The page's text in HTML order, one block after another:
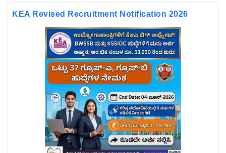
KEA Revised Recruitment Notification 2026